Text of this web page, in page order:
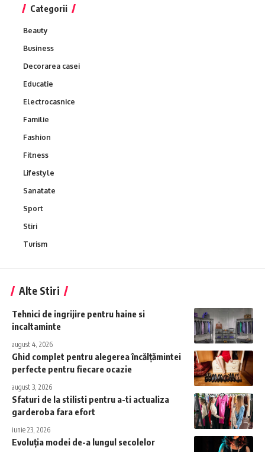
Categorii
Beauty
Business
Decorarea casei
Educatie
Electrocasnice
Familie
Fashion
Fitness
Lifestyle
Sanatate
Sport
Stiri
Turism
Alte Stiri
Tehnici de ingrijire pentru haine si
incaltaminte
august 4, 2026
Ghid complet pentru alegerea încălțămintei
perfecte pentru fiecare ocazie
august 3, 2026
Sfaturi de la stilisti pentru a-ti actualiza
garderoba fara efort
iunie 23, 2026
Evoluția modei de-a lungul secolelor